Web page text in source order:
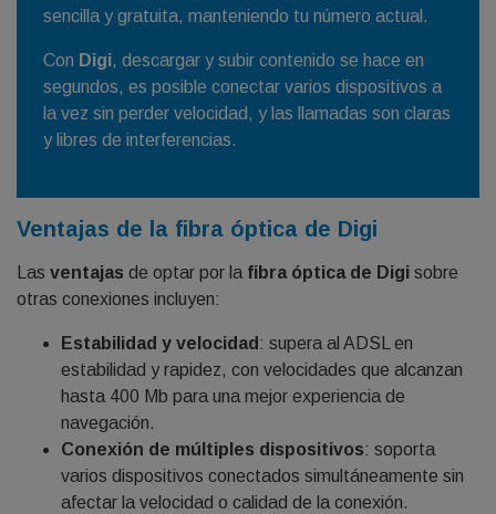
sencilla y gratuita, manteniendo tu número actual.
Con Digi, descargar y subir contenido se hace en
segundos, es posible conectar varios dispositivos a
la vez sin perder velocidad, y las llamadas son claras
y libres de interferencias.
Ventajas de la fibra óptica de Digi
Las ventajas de optar por la fibra óptica de Digi sobre
otras conexiones incluyen:
Estabilidad y velocidad : supera al ADSL en
estabilidad y rapidez, con velocidades que alcanzan
hasta 400 Mb para una mejor experiencia de
navegación.
Conexión de múltiples dispositivos: soporta
varios dispositivos conectados simultáneamente sin
afectar la velocidad o calidad de la conexión.